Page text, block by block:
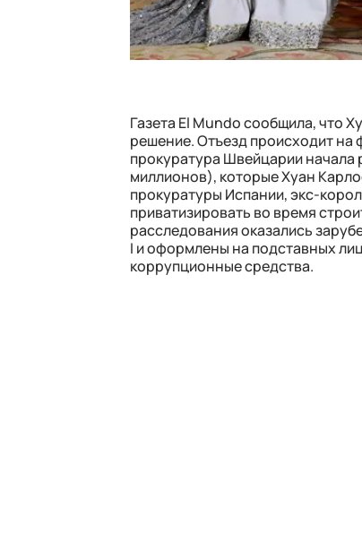
Газета El Mundo сообщила, что
решение. Отъезд происходит на
прокуратура Швейцарии
миллионов), которые Хуан
прокуратуры Испании, экс-
приватизировать во время
расследования оказались
I и оформлены на подставных
коррупционные средства.